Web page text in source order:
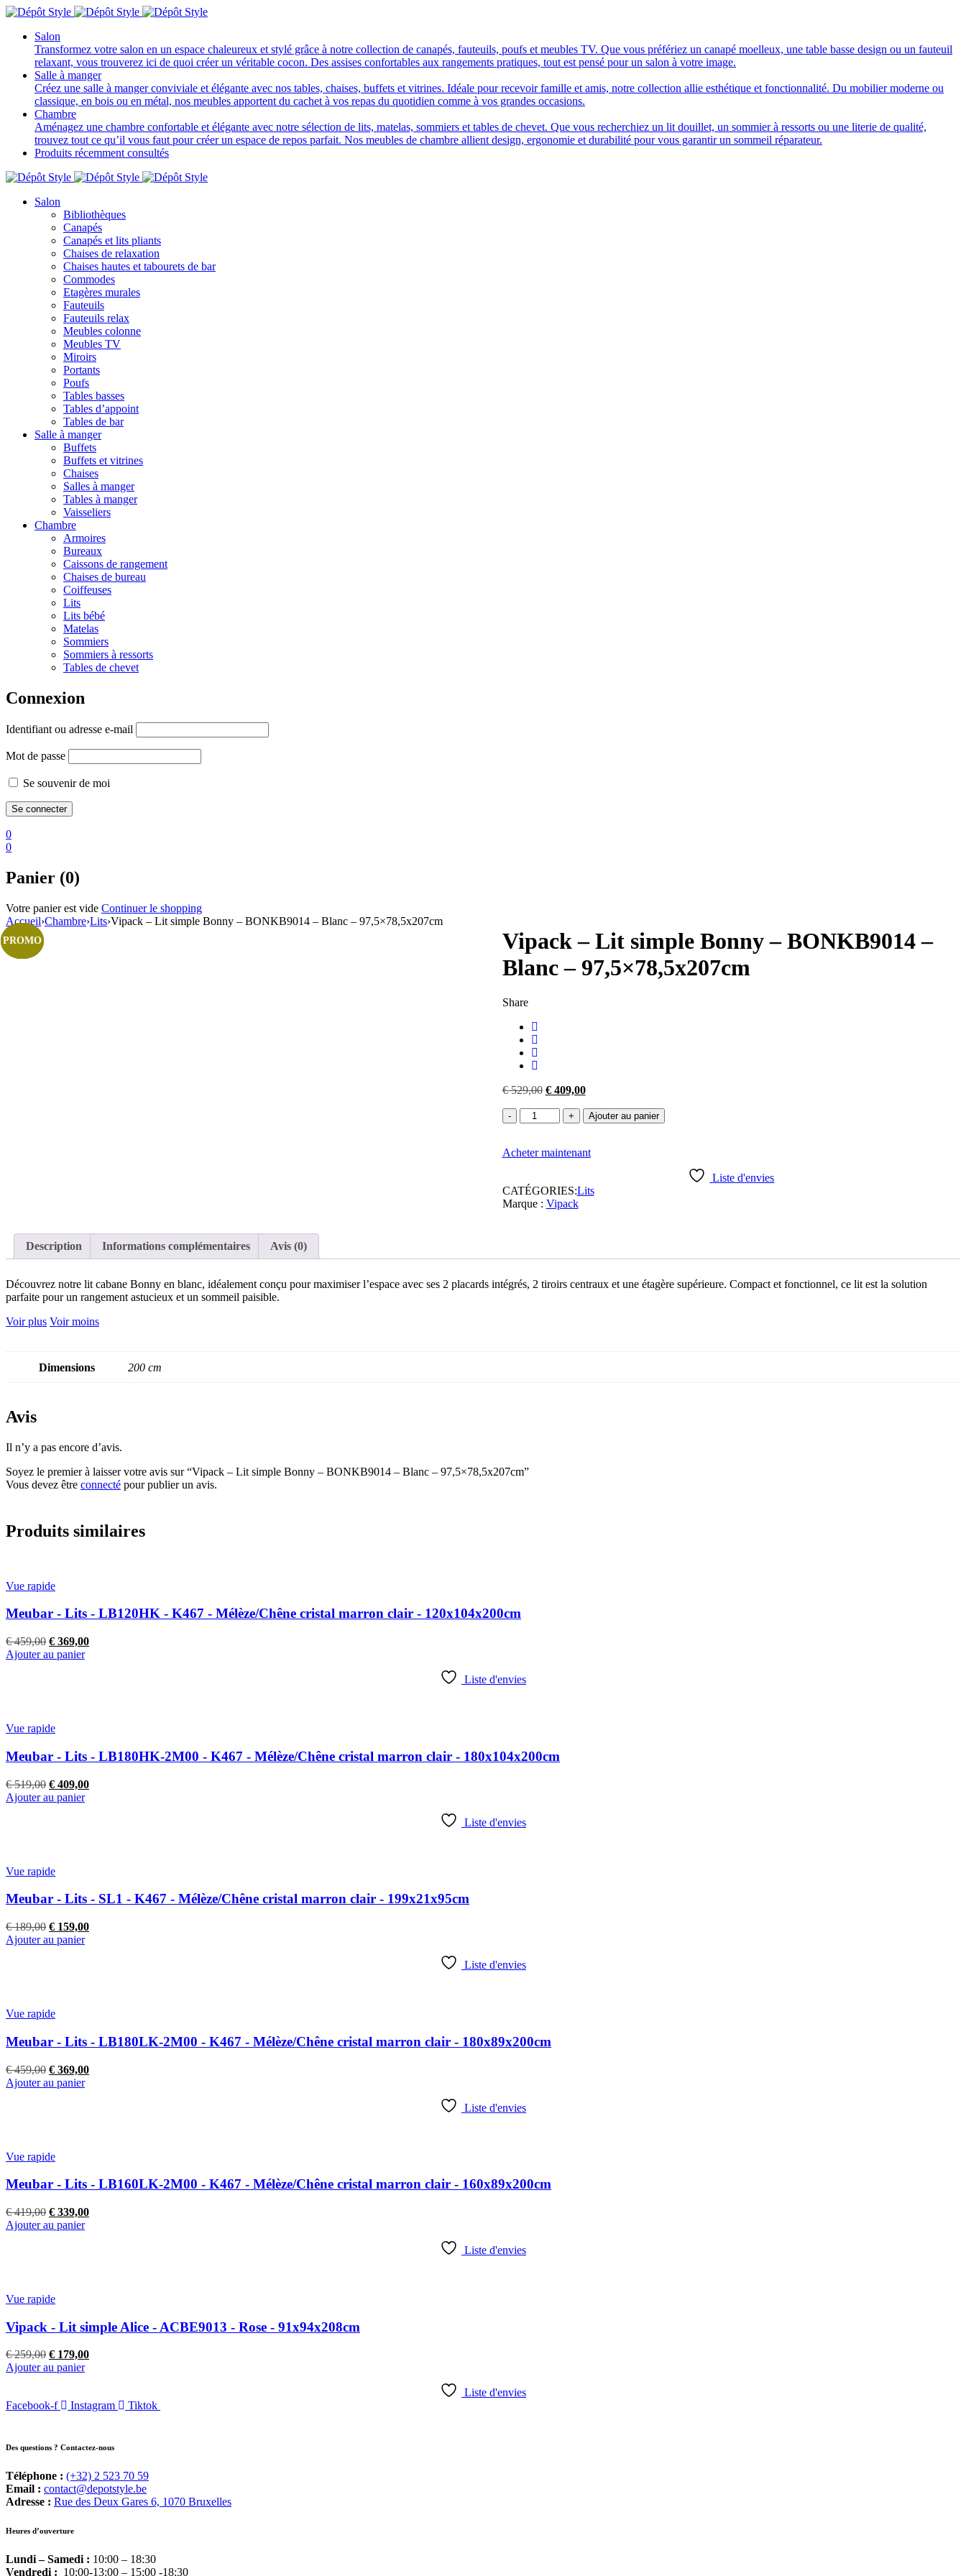
Salon
Transformez votre salon en un espace chaleureux et stylé grâce à notre collection de canapés, fauteuils, poufs et meubles TV. Que vous préfériez un canapé moelleux, une table basse design ou un fauteuil
relaxant, vous trouverez ici de quoi créer un véritable cocon. Des assises confortables aux rangements pratiques, tout est pensé pour un salon à votre image.
Salle à manger
Créez une salle à manger conviviale et élégante avec nos tables, chaises, buffets et vitrines. Idéale pour recevoir famille et amis, notre collection allie esthétique et fonctionnalité. Du mobilier moderne ou
classique, en bois ou en métal, nos meubles apportent du cachet à vos repas du quotidien comme à vos grandes occasions.
Chambre
Aménagez une chambre confortable et élégante avec notre sélection de lits, matelas, sommiers et tables de chevet. Que vous recherchiez un lit douillet, un sommier à ressorts ou une literie de qualité,
trouvez tout ce qu’il vous faut pour créer un espace de repos parfait. Nos meubles de chambre allient design, ergonomie et durabilité pour vous garantir un sommeil réparateur.
Produits récemment consultés
Salon
Bibliothèques
Canapés
Canapés et lits pliants
Chaises de relaxation
Chaises hautes et tabourets de bar
Commodes
Etagères murales
Fauteuils
Fauteuils relax
Meubles colonne
Meubles TV
Miroirs
Portants
Poufs
Tables basses
Tables d’appoint
Tables de bar
Salle à manger
Buffets
Buffets et vitrines
Chaises
Salles à manger
Tables à manger
Vaisseliers
Chambre
Armoires
Bureaux
Caissons de rangement
Chaises de bureau
Coiffeuses
Lits
Lits bébé
Matelas
Sommiers
Sommiers à ressorts
Tables de chevet
Connexion
Identifiant ou adresse e-mail
Mot de passe
Se souvenir de moi
0
0
Panier (0)
Votre panier est vide Continuer le shopping
Accueil›Chambre›Lits›Vipack – Lit simple Bonny – BONKB9014 – Blanc – 97,5×78,5x207cm
PROMO
Vipack – Lit simple Bonny – BONKB9014 –
Blanc – 97,5×78,5x207cm
Share
€529,00 Le
initial
€409,00Le
actuel
quantité
de
-
Bonny
-
-
Ajouter au panier
Acheter maintenant
Liste d'envies
CATÉGORIES:Lits
Marque : Vipack
Description Informations complémentaires Avis (0)
Découvrez notre lit cabane Bonny en blanc, idéalement conçu pour maximiser l’espace avec ses 2 placards intégrés, 2 tiroirs centraux et une étagère supérieure. Compact et fonctionnel, ce lit est la solution
parfaite pour un rangement astucieux et un sommeil paisible.
Voir plus Voir moins
Dimensions 200 cm
Avis
Il n’y a pas encore d’avis.
Soyez le premier à laisser votre avis sur “Vipack – Lit simple Bonny – BONKB9014 – Blanc – 97,5×78,5x207cm”
Vous devez être connecté pour publier un avis.
Produits similaires
PROMO
Vue rapide
Meubar - Lits - LB120HK - K467 - Mélèze/Chêne cristal marron clair - 120x104x200cm
€459,00 Le
prix
€ 369,00Le
Ajouter au panier
Liste d'envies
PROMO
Vue rapide
Meubar - Lits - LB180HK-2M00 - K467 - Mélèze/Chêne cristal marron clair - 180x104x200cm
€519,00 Le
prix
€ 409,00Le
Ajouter au panier
Liste d'envies
PROMO
Vue rapide
Meubar - Lits - SL1 - K467 - Mélèze/Chêne cristal marron clair - 199x21x95cm
€189,00 Le
prix
€ 159,00Le
Ajouter au panier
Liste d'envies
PROMO
Vue rapide
Meubar - Lits - LB180LK-2M00 - K467 - Mélèze/Chêne cristal marron clair - 180x89x200cm
€459,00 Le
prix
€ 369,00Le
Ajouter au panier
Liste d'envies
PROMO
Vue rapide
Meubar - Lits - LB160LK-2M00 - K467 - Mélèze/Chêne cristal marron clair - 160x89x200cm
€419,00 Le
prix
€ 339,00Le
Ajouter au panier
Liste d'envies
PROMO
Vue rapide
Vipack - Lit simple Alice - ACBE9013 - Rose - 91x94x208cm
€259,00 Le
prix
€ 259,00.
€ 179,00Le
€ 179,00.
Ajouter au panier
Liste d'envies
Facebook-f
Instagram Tiktok
Des questions ? Contactez-nous
Téléphone : (+32) 2 523 70 59
Email : contact@depotstyle.be
Adresse : Rue des Deux Gares 6, 1070 Bruxelles
Heures d’ouverture
Lundi – Samedi : 10:00 – 18:30
Vendredi : 10:00-13:00 – 15:00 -18:30